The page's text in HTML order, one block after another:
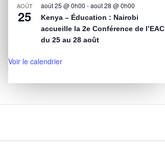
AOÛT
25
août 25 @ 0h00 -août 28 @ 0h00
Kenya – Éducation : Nairobi
accueille la 2e Conférence de l’EAC
du 25 au 28 août
Voir le calendrier